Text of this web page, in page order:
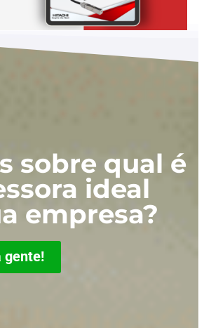
sobre qual é
ideal
empresa?
gente!